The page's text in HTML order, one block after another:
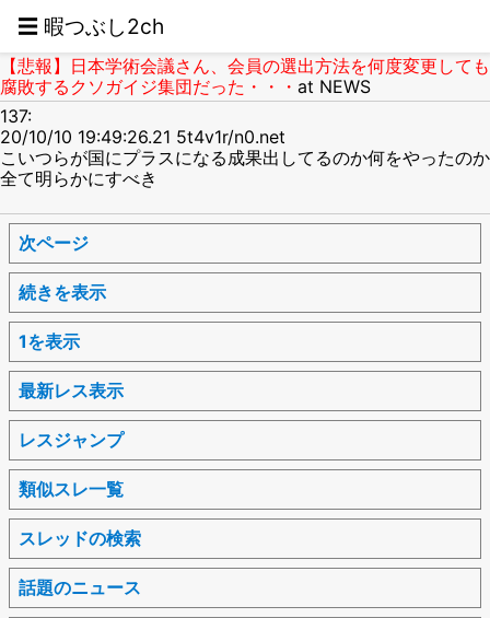
☰ 暇つぶし2ch
【悲報】日本学術会議さん、会員の選出方法を何度変更しても
腐敗するクソガイジ集団だった・・・ at NEWS
137:
20/10/10 19:49:26.21 5t4v1r/n0.net
こいつらが国にプラスになる成果出してるのか何をやったのか
全て明らかにすべき
次ページ
続きを表示
1を表示
最新レス表示
レスジャンプ
類似スレ一覧
スレッドの検索
話題のニュース